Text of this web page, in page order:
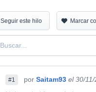
Seguir este hilo Marcar
#1 por Saitam93 el 30/11/